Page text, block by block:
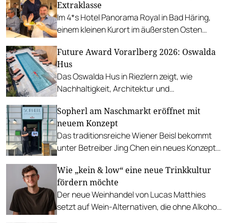
Extraklasse
Im 4*s Hotel Panorama Royal in Bad Häring,
einem kleinen Kurort im äußersten Osten
Projekt aufhorchen.
Future Award Vorarlberg 2026: Oswalda
Hus
Das Oswalda Hus in Riezlern zeigt, wie
Nachhaltigkeit, Architektur und
zusammenkommen.
Sopherl am Naschmarkt eröffnet mit
neuem Konzept
Das traditionsreiche Wiener Beisl bekommt
unter Betreiber Jing Chen ein neues Konzept
Chef’s Table.
Wie „kein & low“ eine neue Trinkkultur
fördern möchte
Der neue Weinhandel von Lucas Matthies
setzt auf Wein-Alternativen, die ohne Alkohol